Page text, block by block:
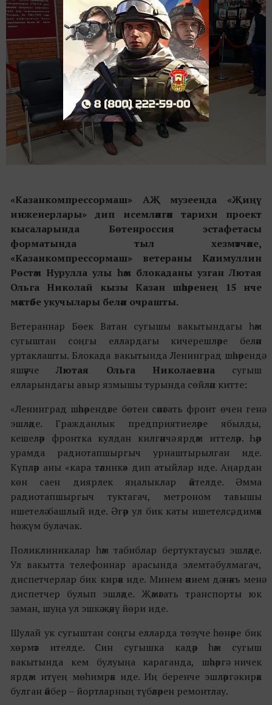
«Казанкомпрессормаш» АҖ музеенда «Җиңү
инженерлары» дип исемләнгән тарихи проект
кысаларында Бөтенроссия эстафетасы
форматында тыл хезмәтчәне,
«Казанкомпрессормаш» ветераны Кәлимуллин
Рөстәм Нурулла улы һәм блокаданы узган Лютая
Ольга Николай кызы Казан шәһәренең 15 нче
мәктәбе укучылары белән очрашты.
Ветераннар Бөек Ватан сугышы вакытындагы һәм
сугыштан соңгы еллардагы кичерешләре белән
уртаклашты. Блокада вакытында Ленинград шәһәрендә
яшәүчеЛютая Ольга Николаевнасугыш
елларындагы авыр язмышы турында сөйләп китте:
«Ленинград шәһәрендәге бөтен сәнәгать фронт өчен генә
эшләде. Гражданлык предприятиеләре ябылды,
кешеләр фронтка кулдан килгәнчә ярдәм иттеләр. Һәр
урамда радиотапшыргыч урнаштырылган иде.
Күпләр аны «кара тәлинкә» дип атыйлар иде. Аңардан
көн саен диярлек яңалыклар әйтелде. Әмма
радиотапшыргыч туктагач, метроном тавышы
ишетелә башлый иде. Әгәр ул бик каты ишетелсә, димәк
һөҗүм булачак.
Поликлиникалар һәм табиблар бертуктаусыз эшләде.
Ул вакытта телефоннар арасында элемтә булмагач,
диспетчерлар бик кирәк иде. Минем әнием дә нәкъ менә
диспетчер булып эшләде. Җәмәгать транспорты юк
заман, шуңа ул эшкә җәяү йөри иде.
Шулай ук сугыштан соңгы елларда төзүче һөнәре бик
хөрмәт ителде. Син сугышка кадәр һәм сугыш
вакытында кем булуыңа караганда, шәһәргә ничек
ярдәм итүең мөһимрәк иде. Иң беренче эшләргә кирәк
булган әйбер – йортларның түбәләрен ремонтлау.